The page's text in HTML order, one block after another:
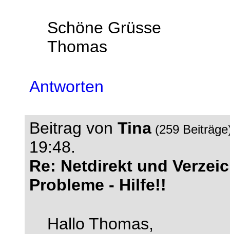
Schöne Grüsse
Thomas
Antworten
Beitrag von Tina (259
19:48.
Re: Netdirekt und
Probleme - Hilfe!!
Hallo Thomas,